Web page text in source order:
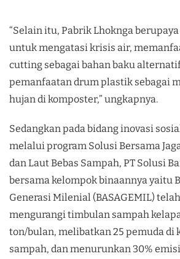
“Selain itu, Pabrik Lhoknga
untuk mengatasi krisis air,
cutting sebagai bahan baku
pemanfaatan drum plastik sebagai
hujan di komposter,” ungkapnya.
Sedangkan pada bidang inovasi
melalui program Solusi Bersama
dan Laut Bebas Sampah, PT Solusi
bersama kelompok binaannya yaitu
Generasi Milenial (BASAGEMIL)
mengurangi timbulan sampah
ton/bulan, melibatkan 25 pemuda di
sampah, dan menurunkan 30%